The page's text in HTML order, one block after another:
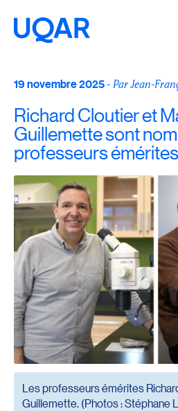
Menu principal Aller au
Taille du
Interlignage du
Espacement
Réinitialiser les
19 novembre 2025- Par Jean-
Richard Cloutier et
Guillemette sont
professeurs émérites
Les professeurs émérites
Guillemette. (Photos : Stéphane